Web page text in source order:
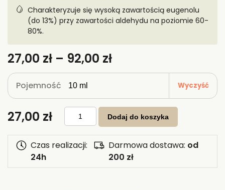
Charakteryzuje się wysoką zawartością eugenolu
(do 13%) przy zawartości aldehydu na poziomie 60-
80%.
27,00 zł – 92,00 złZakres
cen:
27,00 zł
do
92,00 zł
Pojemność Wyczyść
27,00 zł ilość
Olejek
cynamonowy
z
kory
Dodaj do koszyka
Czas realizacji:
24h
Darmowa dostawa: od
200 zł